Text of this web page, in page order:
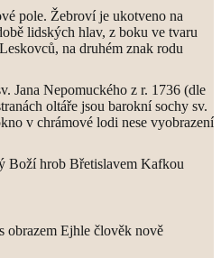
pole. Žebroví je ukotveno na
lidských hlav, z boku ve tvaru
na druhém znak rodu
Jana Nepomuckého z r. 1736 (dle
oltáře jsou barokní sochy sv.
v chrámové lodi nese vyobrazení
Boží hrob Břetislavem Kafkou
obrazem Ejhle člověk nově